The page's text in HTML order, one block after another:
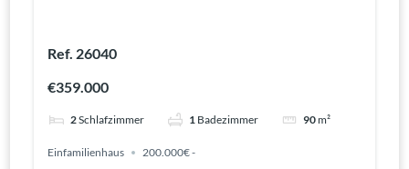
Ref. 26040
€359.000
2Schlafzimmer 1 Badezimmer 90m²
Einfamilienhaus 200.000€ -